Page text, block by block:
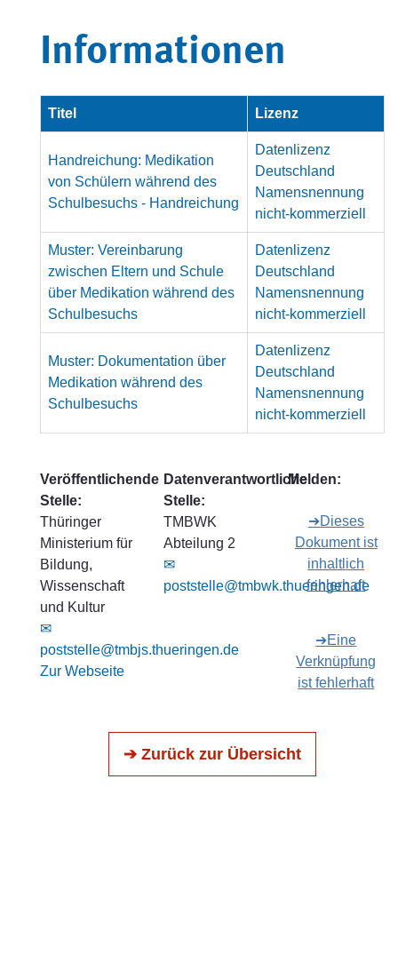
Informationen
Titel Lizenz
Handreichung: Medikation
von Schülern während des
Schulbesuchs - Handreichung
Datenlizenz
Deutschland
Namensnennung
nicht-kommerziell
Muster: Vereinbarung
zwischen Eltern und Schule
über Medikation während des
Schulbesuchs
Datenlizenz
Deutschland
Namensnennung
nicht-kommerziell
Muster: Dokumentation über
Medikation während des
Schulbesuchs
Datenlizenz
Deutschland
Namensnennung
nicht-kommerziell
Veröffentlichende
Stelle:
Thüringer
Ministerium für
Bildung,
Wissenschaft
und Kultur
✉
poststelle@tmbjs.thueringen.de
Zur Webseite
Datenverantwortliche
Stelle:
TMBWK
Abteilung 2
✉
poststelle@tmbwk.thueringen.de
Melden:
➔Dieses
Dokument ist
inhaltlich
fehlerhaft
➔Eine
Verknüpfung
ist fehlerhaft
➔ Zurück zur Übersicht